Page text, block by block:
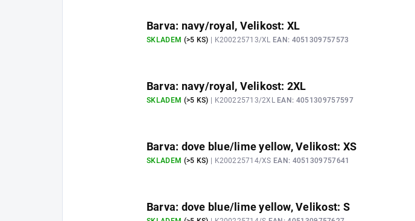
Barva: navy/royal, Velikost: XL
SKLADEM (>5 KS) | K200225713/XL EAN: 4051309757573
Barva: navy/royal, Velikost: 2XL
SKLADEM (>5 KS) | K200225713/2XL EAN: 4051309757597
Barva: dove blue/lime yellow, Velikost: XS
SKLADEM (>5 KS) | K200225714/XS EAN: 4051309757641
Barva: dove blue/lime yellow, Velikost: S